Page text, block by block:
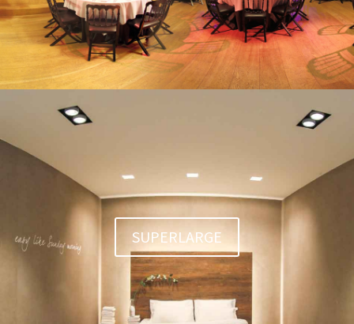
SUPERLARGE